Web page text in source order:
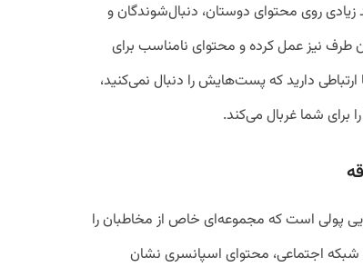
زیادی روی محتوای دوستان، دنبال‌شوندگان و
آن طرف نیز عمل کرده و محتوای نامناسب برای
دارید که پست‌هایش را دنبال نمی‌کنید،
برای شما غربال می‌کند.
پولی است که مجموعه‌ای خاص از مخاطبان را
شبکه‌ اجتماعی، محتوای اسپانسری نشان